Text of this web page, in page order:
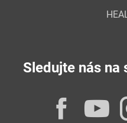
Sledujte nás